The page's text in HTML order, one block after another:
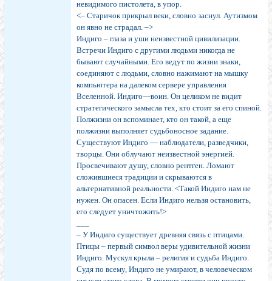
невидимого пистолета, в упор.
<– Старичок прикрыл веки, словно заснул. Аутизмом
он явно не страдал. –>
Индиго – глаза и уши неизвестной цивилизации.
Встречи Индиго с другими людьми никогда не
бывают случайными. Его ведут по жизни знаки,
соединяют с людьми, словно нажимают на мышку
компьютера на далеком сервере управления
Вселенной. Индиго—воин. Он целиком не видит
стратегического замысла тех, кто стоит за его спиной.
Полжизни он вспоминает, кто он такой, а еще
полжизни выполняет судьбоносное задание.
Существуют Индиго — наблюдатели, разведчики,
творцы. Они облучают неизвестной энергией.
Просвечивают душу, словно рентген. Ломают
сложившиеся традиции и скрываются в
альтернативной реальности. <Такой Индиго нам не
нужен. Он опасен. Если Индиго нельзя остановить,
его следует уничтожить!>
– У Индиго существует древняя связь с птицами.
Птицы – первый символ веры удивительной жизни
Индиго. Мускул крыла – религия и судьба Индиго.
Судя по всему, Индиго не умирают, в человеческом